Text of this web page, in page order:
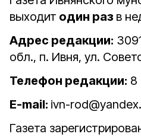
выходит один раз в
Адрес редакции:
обл., п. Ивня, ул.
Телефон редакции: 8
E-mail: ivn-
Газета